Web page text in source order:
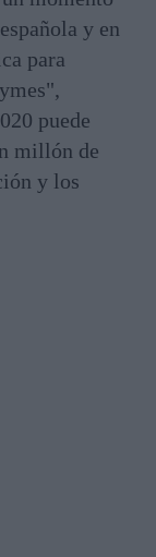
y en
para
puede
millón de
y los